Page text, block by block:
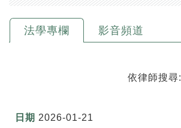
法學專欄 影音頻道
依律師搜尋:
2026-01-21